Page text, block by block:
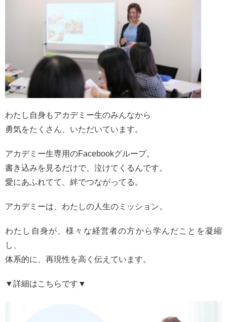
わたし自身もアカデミー生のみんなから
勇気をたくさん、いただいています。
アカデミー生専用のFacebookグループ。
書き込みを見るだけで、泣けてくるんです。
愛にあふれてて、絆でつながってる。
アカデミーは、わたしの人生のミッション。
わたし自身が、様々な経営者の方から学んだことを凝縮
し、
体系的に、再現性を高く伝えています。
▼詳細はこちらです▼